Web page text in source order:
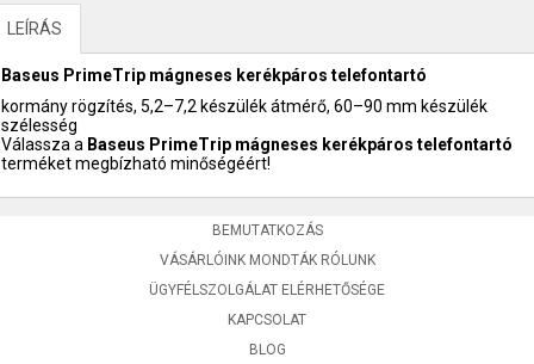
LEÍRÁS
Baseus PrimeTrip mágneses kerékpáros telefontartó
kormány rögzítés, 5,2–7,2 készülék átmérő, 60–90 mm készülék
szélesség
Válassza a Baseus PrimeTrip mágneses kerékpáros telefontartó
terméket megbízható minőségéért!
BEMUTATKOZÁS
VÁSÁRLÓINK MONDTÁK RÓLUNK
ÜGYFÉLSZOLGÁLAT ELÉRHETŐSÉGE
KAPCSOLAT
BLOG